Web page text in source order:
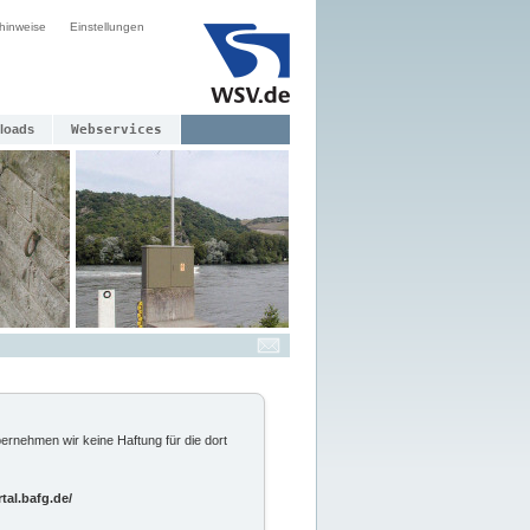
Einstellungen
Webservices
wir keine Haftung für die dort